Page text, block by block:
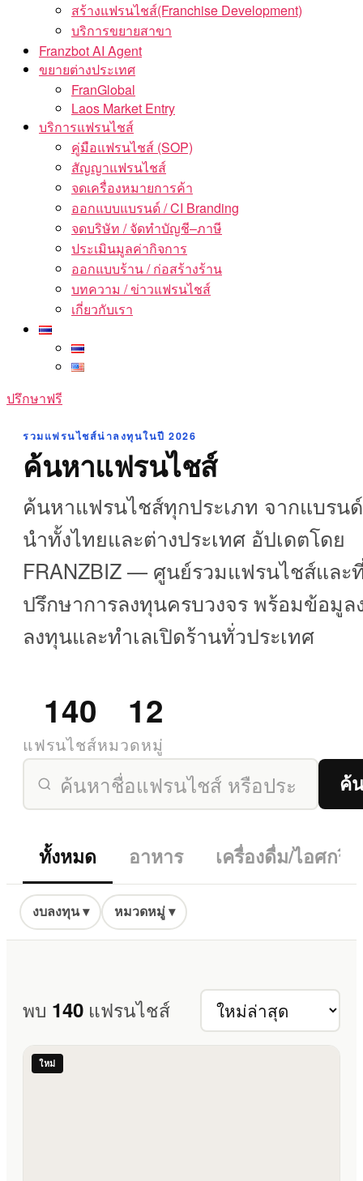
สร้างแฟรนไชส์(Franchise Development)
บริการขยายสาขา
Franzbot AI Agent
ขยายต่างประเทศ
FranGlobal
Laos Market Entry
บริการแฟรนไชส์
คู่มือแฟรนไชส์ (SOP)
สัญญาแฟรนไชส์
จดเครื่องหมายการค้า
ออกแบบแบรนด์ / CI Branding
จดบริษัท / จัดทำบัญชี–ภาษี
ประเมินมูลค่ากิจการ
ออกแบบร้าน / ก่อสร้างร้าน
บทความ / ข่าวแฟรนไชส์
เกี่ยวกับเรา
ปรึกษาฟรี
รวมแฟรนไชส์น่าลงทุนในปี 2026
ค้นหาแฟรนไชส์
ค้นหาแฟรนไชส์ทุกประเภท จากแบรน
นำทั้งไทยและต่างประเทศ อัปเดตโดย
FRANZBIZ — ศูนย์รวมแฟรนไชส์และ
ปรึกษาการลงทุนครบวงจร พร้อมข้อมูล
ลงทุนและทำเลเปิดร้านทั่วประเทศ
140
แฟรนไชส์
12
หมวดหมู่
ค้
ทั้งหมด อาหาร เครื่องดื่ม/ไอศกรี
งบลงทุน ▾ หมวดหมู่ ▾
พบ 140 แฟรนไชส์
ใหม่